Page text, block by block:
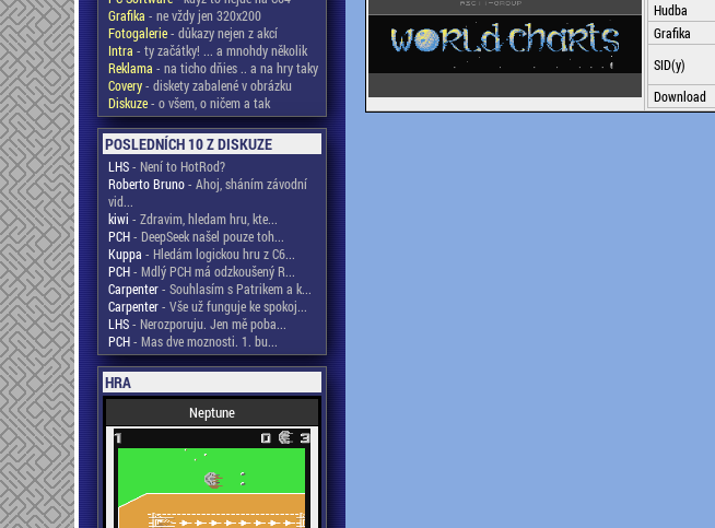
Grafika - ne vždy jen 320x200
Fotogalerie- důkazy nejen z akcí
Intra - ty začátky! ... a mnohdy několik
Reklama - na ticho dňies .. a na hry taky
Covery- diskety zabalené v obrázku
Diskuze- o všem, o ničem a tak
POSLEDNÍCH 10 Z DISKUZE
LHS- Není to HotRod?
Roberto Bruno- Ahoj, sháním závodní
vid...
kiwi - Zdravim, hledam hru, kte...
PCH- DeepSeek našel pouze toh...
Kuppa - Hledám logickou hru z C6...
PCH- Mdlý PCH má odzkoušený R...
Carpenter- Souhlasím s Patrikem a k...
Carpenter- Vše už funguje ke spokoj...
LHS- Nerozporuju. Jen mě poba...
PCH- Mas dve moznosti. 1. bu...
HRA
Neptune
Hudba
Grafika
SID(y)
Download